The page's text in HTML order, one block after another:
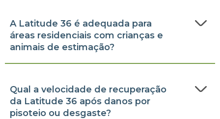
A Latitude 36 é adequada para
áreas residenciais com crianças e
animais de estimação?
Qual a velocidade de recuperação
da Latitude 36 após danos por
pisoteio ou desgaste?